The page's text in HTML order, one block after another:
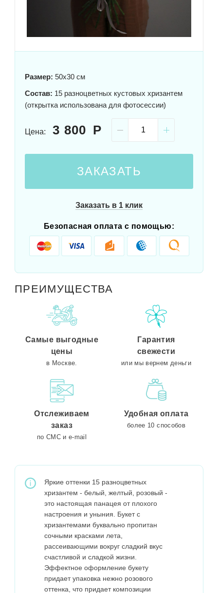
Размер: 50x30 см
Состав: 15 разноцветных кустовых хризантем
(открытка использована для фотосессии)
Цена: 3 800
ЗАКАЗАТЬ
Заказать в 1 клик
Безопасная оплата с помощью:
ПРЕИМУЩЕСТВА
Самые выгодные
цены
в Москве.
Гарантия
свежести
или мы вернем деньги
Отслеживаем
заказ
по СМС и e-mail
Удобная оплата
более 10 способов
Яркие оттенки 15 разноцветных
хризантем - белый, желтый, розовый -
это настоящая панацея от плохого
настроения и уныния. Букет с
хризантемами буквально пропитан
сочными красками лета,
рассеивающими вокруг сладкий вкус
счастливой и сладкой жизни.
Эффектное оформление букету
придает упаковка нежно розового
оттенка, что придает композиции